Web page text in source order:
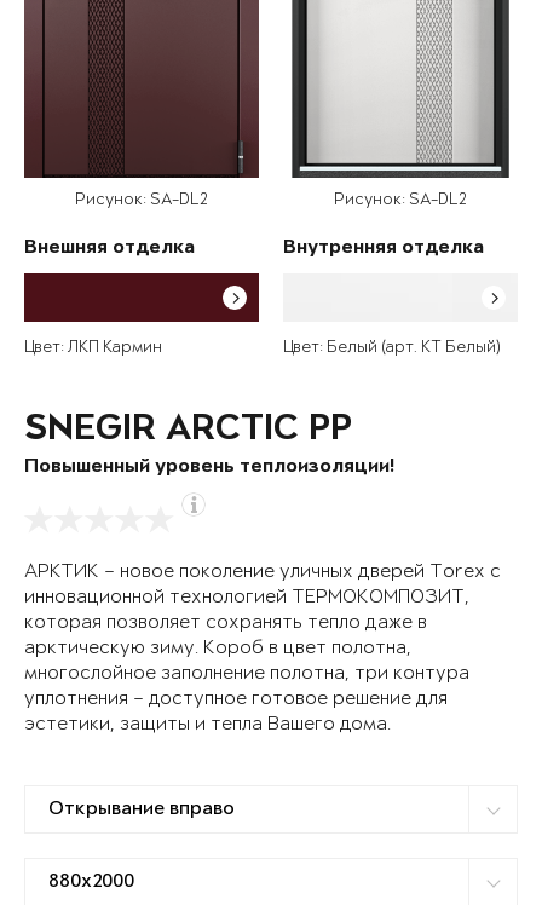
Рисунок: SA-DL2
Внешняя отделка
Цвет: ЛКП Кармин
Рисунок: SA-DL2
Внутренняя отделка
Цвет: Белый (арт. КТ Белый)
SNEGIR ARCTIC PP
Повышенный уровень теплоизоляции!
АРКТИК – новое поколение уличных дверей Torex с
инновационной технологией ТЕРМОКОМПОЗИТ,
которая позволяет сохранять тепло даже в
арктическую зиму. Короб в цвет полотна,
многослойное заполнение полотна, три контура
уплотнения – доступное готовое решение для
эстетики, защиты и тепла Вашего дома.